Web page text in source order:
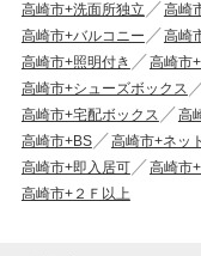
高崎市+洗面所独立
高崎
高崎市+バルコニー
高崎
高崎市+照明付き
高崎市
高崎市+シューズボックス
高崎市+宅配ボックス
高
高崎市+BS
高崎市+ネッ
高崎市+即入居可
高崎市
高崎市+２Ｆ以上